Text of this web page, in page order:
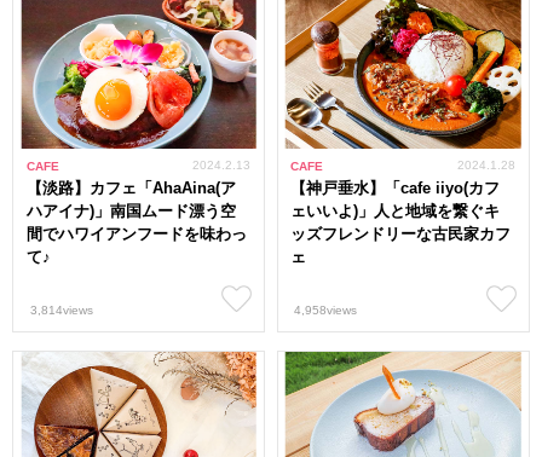
CAFE
【淡路】カフェ「AhaAina(ア
ハアイナ)」南国ムード漂う空
間でハワイアンフードを味わっ
て♪
2024.2.13
3,814views
CAFE
【神戸垂水】「cafe iiyo(カフ
ェいいよ)」人と地域を繋ぐキ
ッズフレンドリーな古民家カフ
ェ
2024.1.28
4,958views